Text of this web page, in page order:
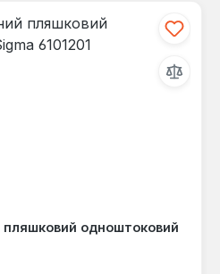
пляшковий одноштоковий